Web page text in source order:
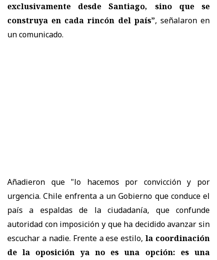
exclusivamente desde Santiago, sino que se
construya en cada rincón del país”, señalaron en
un comunicado.
Añadieron que "lo hacemos por convicción y por
urgencia. Chile enfrenta a un Gobierno que conduce el
país a espaldas de la ciudadanía, que confunde
autoridad con imposición y que ha decidido avanzar sin
escuchar a nadie. Frente a ese estilo,la coordinación
de la oposición ya no es una opción: es una